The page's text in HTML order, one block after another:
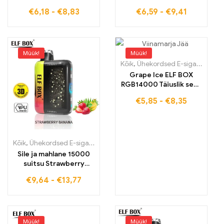
RGB14000 pro
€6,18 - €8,83
sigaretist
€6,59 - €9,41
Müük!
Kõik, Ühekordsed E-sigaretid
Sile ja mahlane 15000
suitsu Strawberry
X
€9,64 - €13,77
Müük!
Kõik, Ühekordsed E-sigaretid
Grape Ice ELF BOX
RGB14000 Täiuslik segu
futuristlikust RGB-
€5,85 - €8,35
Müük! Müük!